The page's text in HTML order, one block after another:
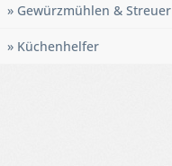
» Gewürzmühlen & Streuer
» Küchenhelfer